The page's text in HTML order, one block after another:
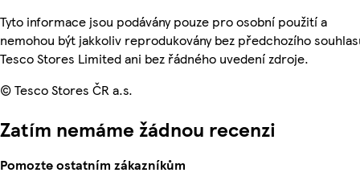
Tyto informace jsou podávány pouze pro osobní použití a
nemohou být jakkoliv reprodukovány bez předchozího
Tesco Stores Limited ani bez řádného uvedení zdroje.
© Tesco Stores ČR a.s.
Zatím nemáme žádnou recenzi
Pomozte ostatním zákazníkům